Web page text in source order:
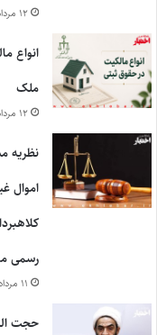
۱۲ مرداد ۱۴۰۵
ملک
۱۲ مرداد ۱۴۰۵
نظریه
اموال
رسمی
۱۱ مرداد ۱۴۰۵
حجت